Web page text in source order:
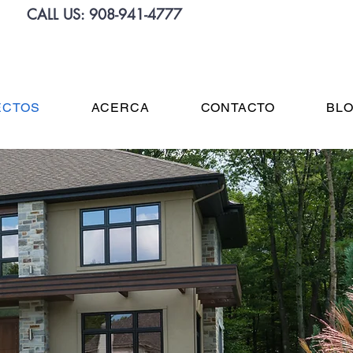
ACERCA CONTACTO
CALL US: 908-941-4777